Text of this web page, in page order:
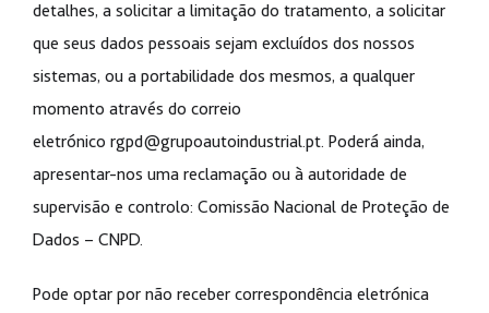
detalhes, a solicitar a limitação do tratamento, a solicitar
que seus dados pessoais sejam excluídos dos nossos
sistemas, ou a portabilidade dos mesmos, a qualquer
momento através do correio
eletrónico rgpd@grupoautoindustrial.pt . Poderá ainda,
apresentar-nos uma reclamação ou à autoridade de
supervisão e controlo: Comissão Nacional de Proteção de
Dados – CNPD.
Pode optar por não receber correspondência eletrónica